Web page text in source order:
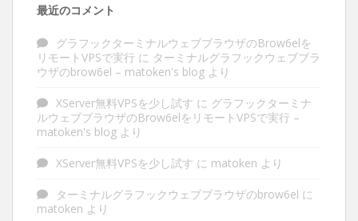
最近のコメント
グラフックターミナルウェブブラウザのBrow6elを
リモートVPSで実行 に ターミナルグラフックウェブブラ
ウザのbrow6el – matoken's blog より
XServer無料VPSを少し試す に グラフックターミナ
ルウェブブラウザのBrow6elをリモートVPSで実行 –
matoken's blog より
XServer無料VPSを少し試す に matoken より
ターミナルグラフックウェブブラウザのbrow6el に
matoken より